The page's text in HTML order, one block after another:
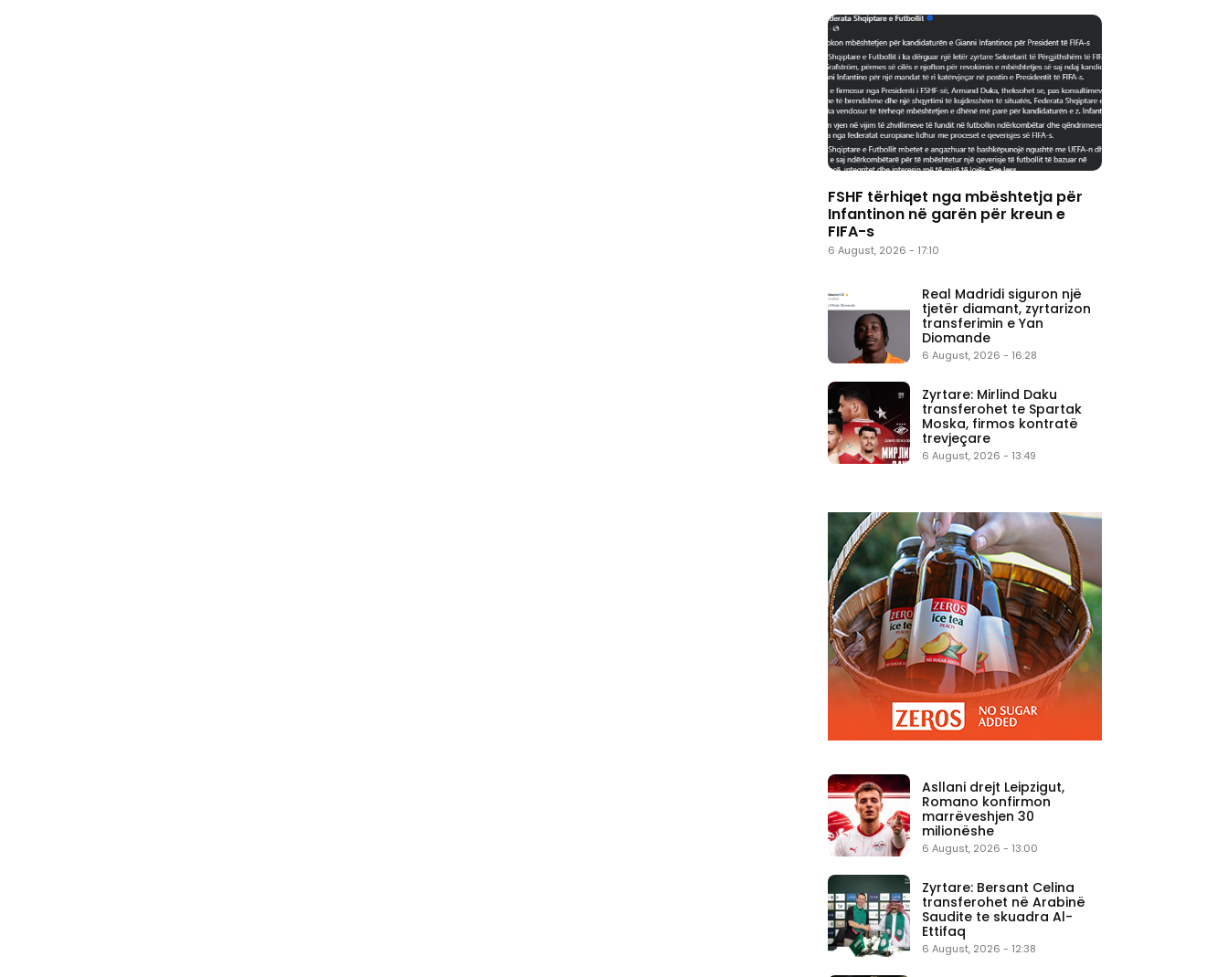
FSHF tërhiqet nga mbështetja për
Infantinon në garën për kreun e
FIFA-s
6 August, 2026 - 17:10
Real Madridi siguron një
tjetër diamant, zyrtarizon
transferimin e Yan
Diomande
6 August, 2026 - 16:28
Zyrtare: Mirlind Daku
transferohet te Spartak
Moska, firmos kontratë
trevjeçare
6 August, 2026 - 13:49
Asllani drejt Leipzigut,
Romano konfirmon
marrëveshjen 30
milionëshe
6 August, 2026 - 13:00
Zyrtare: Bersant Celina
transferohet në Arabinë
Saudite te skuadra Al-
Ettifaq
6 August, 2026 - 12:38